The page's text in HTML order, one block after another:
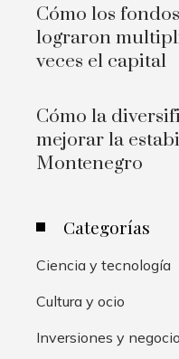
Cómo los
lograron
veces el capital
Cómo la
mejorar la
Montenegro
Categorías
Ciencia y tecnología
Cultura y ocio
Inversiones y